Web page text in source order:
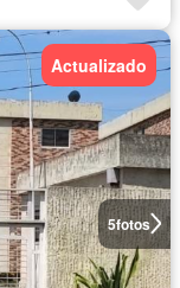
5fotos
Actualizado